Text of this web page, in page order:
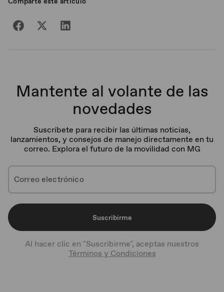
Mantente al volante de las
novedades
Suscríbete para recibir las últimas noticias,
lanzamientos, y consejos de manejo directamente en tu
correo. Explora el futuro de la movilidad con MG
Suscribirme
Al hacer clic en "Suscribirme", aceptas nuestros
Términos y Condiciones